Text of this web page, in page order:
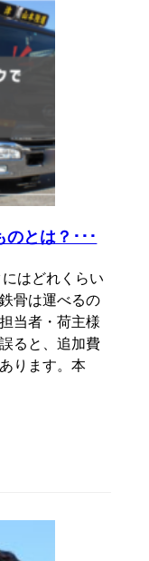
とは？･･･
はどれくらい
骨は運べるの
当者・荷主様
ると、追加費
ります。本